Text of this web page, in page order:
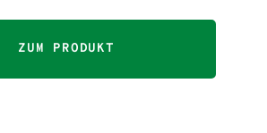
ZUM PRODUKT